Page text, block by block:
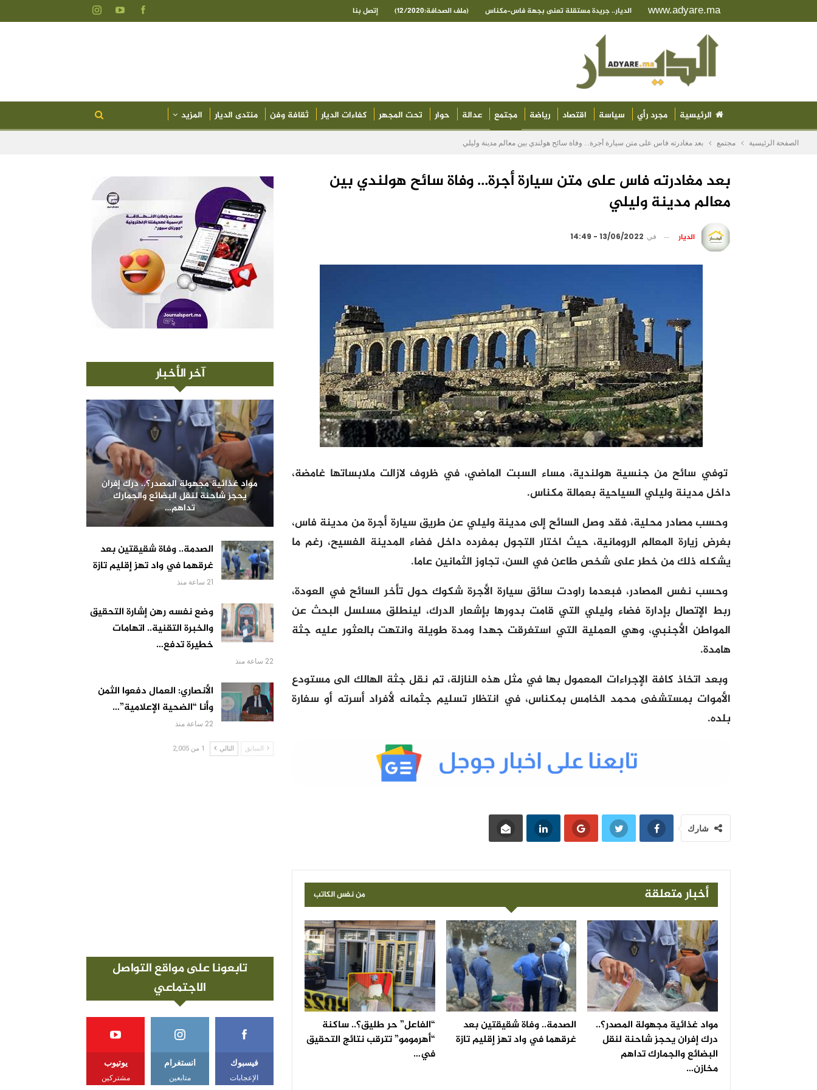
www.adyare.ma الديار.. جريدة مستقلة تعنى بجهة فاس-مكناس (ملف الصحافة:12/2020) إتصل بنا
الرئيسية مجرد رأي سياسة اقتصاد رياضة مجتمع عدالة حوار تحت المجهر كفاءات الديار ثقافة وفن منتدى الديار المزيد
الصفحة الرئيسية مجتمع بعد مغادرته فاس على متن سيارة أجرة… وفاة سائح هولندي بين معالم مدينة وليلي
بعد مغادرته فاس على متن سيارة أجرة… وفاة سائح هولندي بين
معالم مدينة وليلي
الديار في 13/06/2022 - 14:49
توفي سائح من جنسية هولندية، مساء السبت الماضي، في ظروف لازالت ملابساتها غامضة،
داخل مدينة وليلي السياحية بعمالة مكناس.
وحسب مصادر محلية، فقد وصل السائح إلى مدينة وليلي عن طريق سيارة أجرة من مدينة فاس،
بغرض زيارة المعالم الرومانية، حيث اختار التجول بمفرده داخل فضاء المدينة الفسيح، رغم ما
يشكله ذلك من خطر على شخص طاعن في السن، تجاوز الثمانين عاما.
وحسب نفس المصادر، فبعدما راودت سائق سيارة الأجرة شكوك حول تأخر السائح في العودة،
ربط الإتصال بإدارة فضاء وليلي التي قامت بدورها بإشعار الدرك، لينطلق مسلسل البحث عن
المواطن الأجنبي، وهي العملية التي استغرقت جهدا ومدة طويلة وانتهت بالعثور عليه جثة
هامدة.
وبعد اتخاذ كافة الإجراءات المعمول بها في مثل هذه النازلة، تم نقل جثة الهالك الى مستودع
الأموات بمستشفى محمد الخامس بمكناس، في انتظار تسليم جثمانه لأفراد أسرته أو سفارة
بلده.
شارك
أخبار متعلقة من نفس الكاتب
مواد غذائية مجهولة المصدر؟..
درك إفران يحجز شاحنة لنقل
البضائع والجمارك تداهم
مخازن…
الصدمة.. وفاة شقيقتين بعد
غرقهما في واد تهز إقليم تازة
“الفاعل” حر طليق؟.. ساكنة
“أهرمومو” تترقب نتائج التحقيق
في…
آخر الأخبار
مواد غذائية مجهولة المصدر؟.. درك إفران
يحجز شاحنة لنقل البضائع والجمارك
تداهم…
الصدمة.. وفاة شقيقتين بعد
غرقهما في واد تهز إقليم تازة
21 ساعة منذ
وضع نفسه رهن إشارة التحقيق
والخبرة التقنية.. اتهامات
خطيرة تدفع…
22 ساعة منذ
الأنصاري: العمال دفعوا الثمن
وأنا “الضحية الإعلامية”…
22 ساعة منذ
السابق التالي 1 من 2,005
تابعونا على مواقع التواصل
الاجتماعي
فيسبوك
الإعجابات
انستغرام
متابعين
يوتيوب
مشتركين